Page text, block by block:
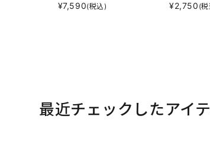
¥7,590(税込)
¥2,750 (税
最近チェックしたアイ